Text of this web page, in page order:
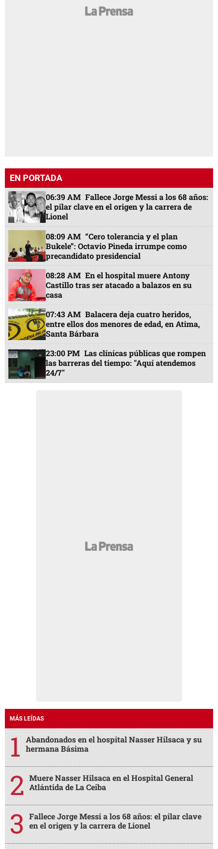
EN PORTADA
06:39 AM Fallece Jorge Messi a los 68 años:
el pilar clave en el origen y la carrera de
Lionel
08:09 AM “Cero tolerancia y el plan
Bukele”: Octavio Pineda irrumpe como
precandidato presidencial
08:28 AM En el hospital muere Antony
Castillo tras ser atacado a balazos en su
casa
07:43 AM Balacera deja cuatro heridos,
entre ellos dos menores de edad, en Atima,
Santa Bárbara
23:00 PM Las clínicas públicas que rompen
las barreras del tiempo: "Aquí atendemos
24/7"
MÁS LEÍDAS
Abandonados en el hospital Nasser Hilsaca y su
hermana Básima
Muere Nasser Hilsaca en el Hospital General
Atlántida de La Ceiba
Fallece Jorge Messi a los 68 años: el pilar clave
en el origen y la carrera de Lionel